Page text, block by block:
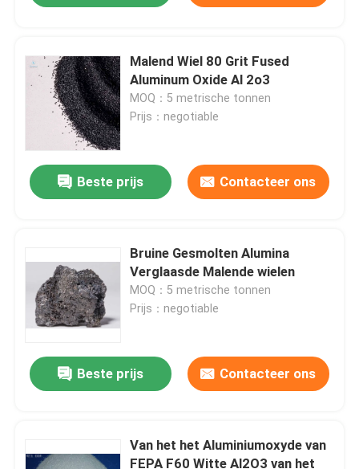
Huis
Malend Wiel 80 Grit Fused
Aluminum Oxide Al 2o3
MOQ：5 metrische tonnen
Prijs：negotiable
Beste prijs Contacteer ons
Bruine Gesmolten Alumina
Verglaasde Malende wielen
MOQ：5 metrische tonnen
Prijs：negotiable
Beste prijs Contacteer ons
Van het het Aluminiumoxyde van
FEPA F60 Witte Al2O3 van het